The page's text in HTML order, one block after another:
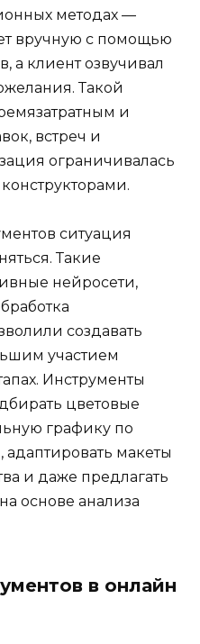
методах —
вручную с помощью
а клиент озвучивал
Такой
и
встреч и
ограничивалась
ситуация
Такие
нейросети,
создавать
участием
Инструменты
цветовые
графику по
макеты
и даже предлагать
основе анализа
в онлайн